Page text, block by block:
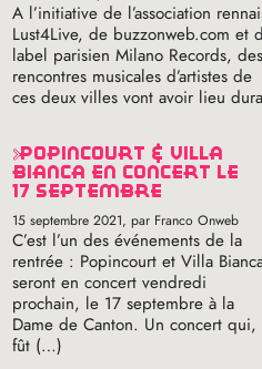
A l’initiative de l’association
Lust4Live, de buzzonweb.com et
label parisien Milano Records, des
rencontres musicales d’artistes de
ces deux villes vont avoir lieu
popincourt & villa
bianca en concert le
17 septembre
15 septembre 2021, par Franco Onweb
C’est l’un des événements de la
rentrée : Popincourt et Villa
seront en concert vendredi
prochain, le 17 septembre à la
Dame de Canton. Un concert
fût (…)